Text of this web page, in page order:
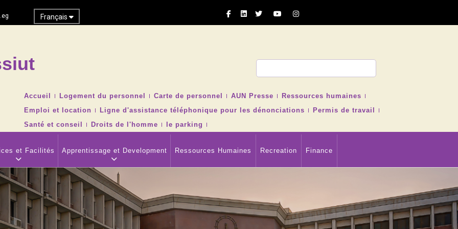
Français
TOP
NAVIGATION
MENU
Accueil Logement du personnel Carte de personnel AUN Presse
Ressources humaines
Emploi et location
Ligne d'assistance téléphonique pour les dénonciations
Permis de travail
Santé et conseil
Droits de l'homme le parking
et Facilités Apprentissage et Development Ressources Humaines Recreation Finance